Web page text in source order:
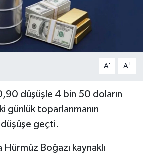
A- A+
düşüşle 4 bin 50 doların
günlük toparlanmanın
düşüşe geçti.
Hürmüz Boğazı kaynaklı